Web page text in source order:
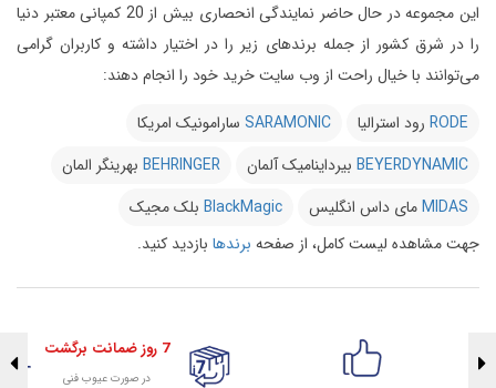
این مجموعه در حال حاضر نمایندگی انحصاری بیش از 20 کمپانی معتبر دنیا
را در شرق کشور از جمله برندهای زیر را در اختیار داشته و کاربران گرامی
می‌توانند با خیال راحت از وب سایت خرید خود را انجام دهند:
RODE رود استرالیا SARAMONIC سارامونیک امریکا
BEYERDYNAMIC بیرداینامیک آلمان BEHRINGER بهرینگر المان
MIDASمای داس انگلیس BlackMagic بلک مجیک
جهت مشاهده لیست کامل، از صفحه برندها بازدید کنید.
7 روز ضمانت برگشت
در صورت عیوب فنی